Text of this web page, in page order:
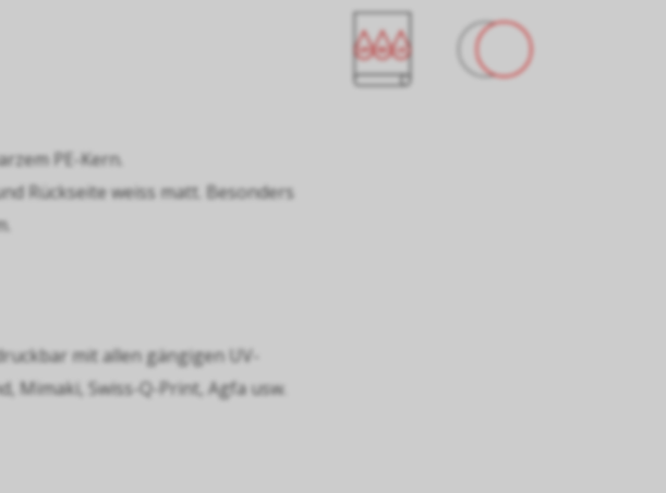
PE-Kern.
Rückseite weiss matt. Besonders
mit allen gängigen UV-
Mimaki, Swiss-Q-Print, Agfa usw.